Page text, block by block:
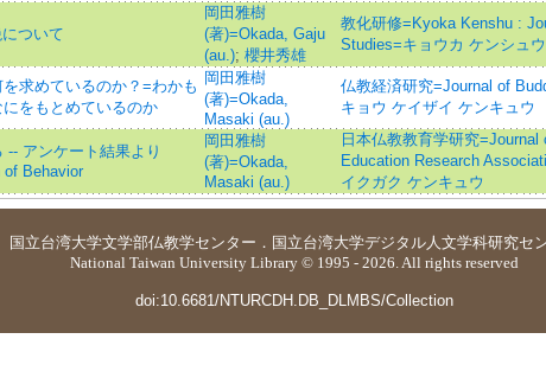
ついて
岡田雅樹
(著)=Okada, Gaju
(au.); 櫻井秀雄
教化研修=Kyoka Kenshu :
Studies=キョウカ ケンシュウ
求めているのか？=わかも
をもとめているのか
岡田雅樹
(著)=Okada,
Masaki (au.)
仏教経済研究=Journal of
キョウ ケイザイ ケンキュウ
アンケート結果より
of Behavior
岡田雅樹
(著)=Okada,
Masaki (au.)
日本仏教教育学研究
Education Research
イクガク ケンキュウ
国立台湾大学文学部仏教学センター ． 国立台湾大学デジタル人文学科研究セ
National Taiwan University Library © 1995 - 2026. All rights reserved
doi:10.6681/NTURCDH.DB_DLMBS/Collection